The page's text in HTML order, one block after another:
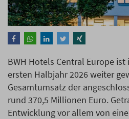
BWH Hotels Central Europe
ersten Halbjahr 2026 weiter
Gesamtumsatz der
rund 370,5 Millionen Euro.
Entwicklung vor allem von